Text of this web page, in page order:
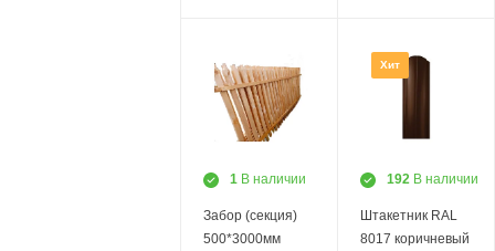
1 В наличии
Забор (секция)
500*3000мм
Хит
192 В наличии
Штакетник RAL
8017 коричневый